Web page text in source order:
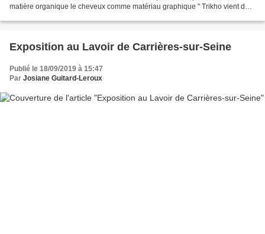
matière organique le cheveux comme matériau graphique " Trikho vient du
Exposition au Lavoir de Carrières-sur-Seine
Publié le 18/09/2019 à 15:47
Par Josiane Guitard-Leroux